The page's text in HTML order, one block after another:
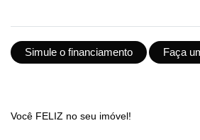
Simule o financiamento Faça
Você FELIZ no seu imóvel!